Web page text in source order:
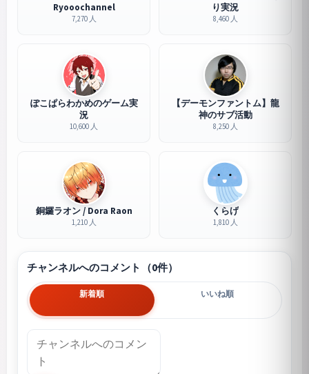
Ryooochannel
7,270 人
り実況
8,460 人
ぽこぱらわかめのゲーム実
況
10,600 人
【デーモンファントム】龍
神のサブ活動
8,250 人
銅鑼ラオン / Dora Raon
1,210 人
くらげ
1,810 人
チャンネルへのコメント（0件）
新着順 いいね順